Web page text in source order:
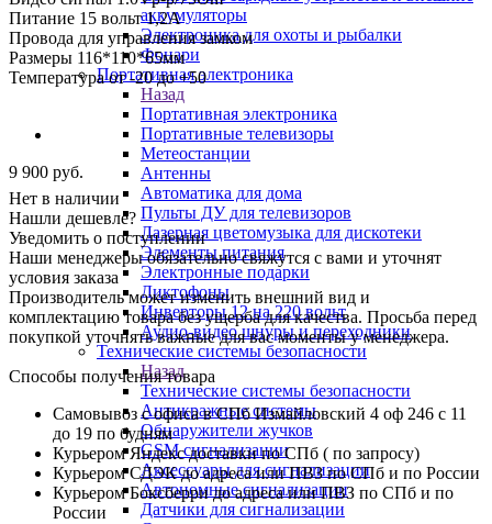
аккумуляторы
Электроника для охоты и рыбалки
Фонари
Портативная электроника
Назад
Портативная электроника
Портативные телевизоры
Метеостанции
Антенны
Автоматика для дома
Пульты ДУ для телевизоров
Лазерная цветомузыка для дискотеки
Элементы питания
Электронные подарки
Диктофоны
Инверторы 12 на 220 вольт
Аудио-видео шнуры и переходники
Технические системы безопасности
Назад
Технические системы безопасности
Антикражные системы
Обнаружители жучков
GSM сигнализации
Аксессуары для сигнализации
Автономные сигнализации
Датчики для сигнализации
Питание 15 вольт 1,2А
Провода для управления замком
Размеры 116*110*65мм
Температура от -20 до +50
9 900 руб.
Нет в наличии
Нашли дешевле?
Уведомить о поступлении
Наши менеджеры обязательно свяжутся с вами и уточнят
условия заказа
Производитель может изменить внешний вид и
комплектацию товара без ущерба для качества. Просьба перед
покупкой уточнять важные для вас моменты у менеджера.
Способы получения товара
Самовывоз с офиса в СПб Измайловский 4 оф 246 с 11
до 19 по будням
Курьером Яндекс доставки по СПб ( по запросу)
Курьером СДЭК до адреса или ПВЗ по СПб и по России
Курьером Боксберри до адреса или ПВЗ по СПб и по
России